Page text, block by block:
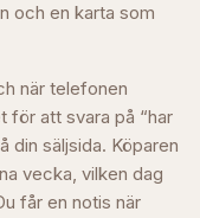
och en karta som
när telefonen
för att svara på “har
din säljsida. Köparen
vecka, vilken dag
får en notis när